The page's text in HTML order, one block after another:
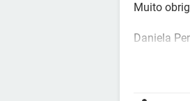
Muito
Daniela